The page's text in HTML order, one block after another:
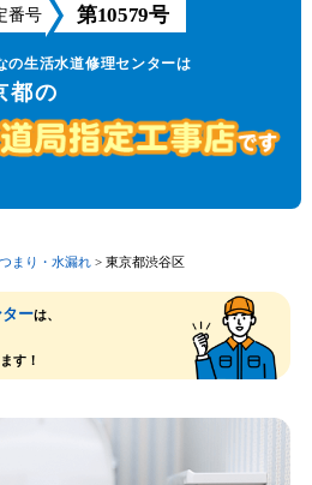
番号 第10579号
の生活水道修理センターは
都の
まり・⽔漏れ > 東京都渋谷区
ーは、
す！